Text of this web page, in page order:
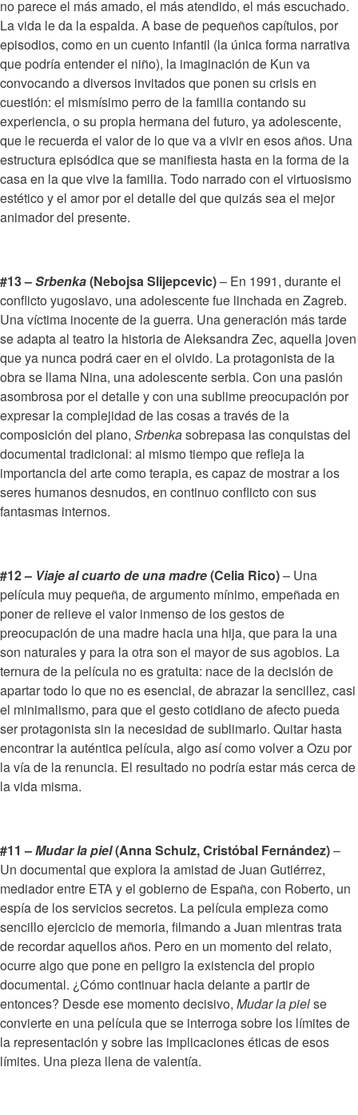
no parece el más amado, el más atendido, el más escuchado.
La vida le da la espalda. A base de pequeños capítulos, por
episodios, como en un cuento infantil (la única forma narrativa
que podría entender el niño), la imaginación de Kun va
convocando a diversos invitados que ponen su crisis en
cuestión: el mismísimo perro de la familia contando su
experiencia, o su propia hermana del futuro, ya adolescente,
que le recuerda el valor de lo que va a vivir en esos años. Una
estructura episódica que se manifiesta hasta en la forma de la
casa en la que vive la familia. Todo narrado con el virtuosismo
estético y el amor por el detalle del que quizás sea el mejor
animador del presente.
#13 –Srbenka(Nebojsa Slijepcevic)– En 1991, durante el
conflicto yugoslavo, una adolescente fue linchada en Zagreb.
Una víctima inocente de la guerra. Una generación más tarde
se adapta al teatro la historia de Aleksandra Zec, aquella joven
que ya nunca podrá caer en el olvido. La protagonista de la
obra se llama Nina, una adolescente serbia. Con una pasión
asombrosa por el detalle y con una sublime preocupación por
expresar la complejidad de las cosas a través de la
composición del plano, Srbenkasobrepasa las conquistas del
documental tradicional: al mismo tiempo que refleja la
importancia del arte como terapia, es capaz de mostrar a los
seres humanos desnudos, en continuo conflicto con sus
fantasmas internos.
#12 – Viaje al cuarto de una madre(Celia Rico)– Una
película muy pequeña, de argumento mínimo, empeñada en
poner de relieve el valor inmenso de los gestos de
preocupación de una madre hacia una hija, que para la una
son naturales y para la otra son el mayor de sus agobios. La
ternura de la película no es gratuita: nace de la decisión de
apartar todo lo que no es esencial, de abrazar la sencillez, casi
el minimalismo, para que el gesto cotidiano de afecto pueda
ser protagonista sin la necesidad de sublimarlo. Quitar hasta
encontrar la auténtica película, algo así como volver a Ozu por
la vía de la renuncia. El resultado no podría estar más cerca de
la vida misma.
#11 –Mudar la piel(Anna Schulz, Cristóbal Fernández)–
Un documental que explora la amistad de Juan Gutiérrez,
mediador entre ETA y el gobierno de España, con Roberto, un
espía de los servicios secretos. La película empieza como
sencillo ejercicio de memoria, filmando a Juan mientras trata
de recordar aquellos años. Pero en un momento del relato,
ocurre algo que pone en peligro la existencia del propio
documental. ¿Cómo continuar hacia delante a partir de
entonces? Desde ese momento decisivo, Mudar la pielse
convierte en una película que se interroga sobre los límites de
la representación y sobre las implicaciones éticas de esos
límites. Una pieza llena de valentía.